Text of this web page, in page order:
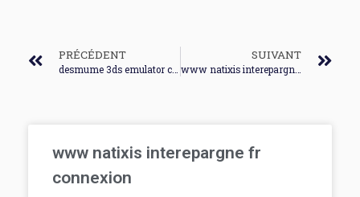
PRÉCÉDENT SUIVANT
www natixis interepargne fr
connexion